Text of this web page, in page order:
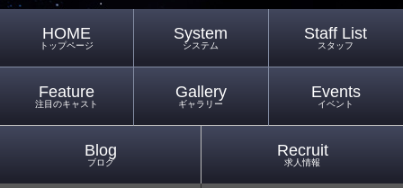
HOME
トップページ
System
システム
Staff List
スタッフ
Feature
注目のキャスト
Gallery
ギャラリー
Events
イベント
Blog
ブログ
Recruit
求人情報